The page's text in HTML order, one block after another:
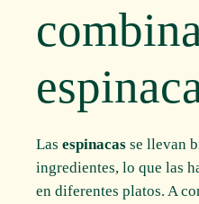
Lasespinacas se llevan
ingredientes, lo que las
en diferentes platos. A